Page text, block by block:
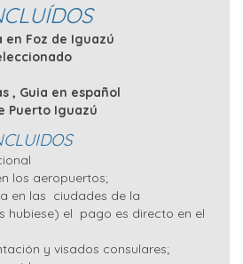
en Foz de Iguazú
, Guia en español
Puerto Iguazú
los aeropuertos;
en las ciudades de la
hubiese) el pago es directo en el
y visados consulares;